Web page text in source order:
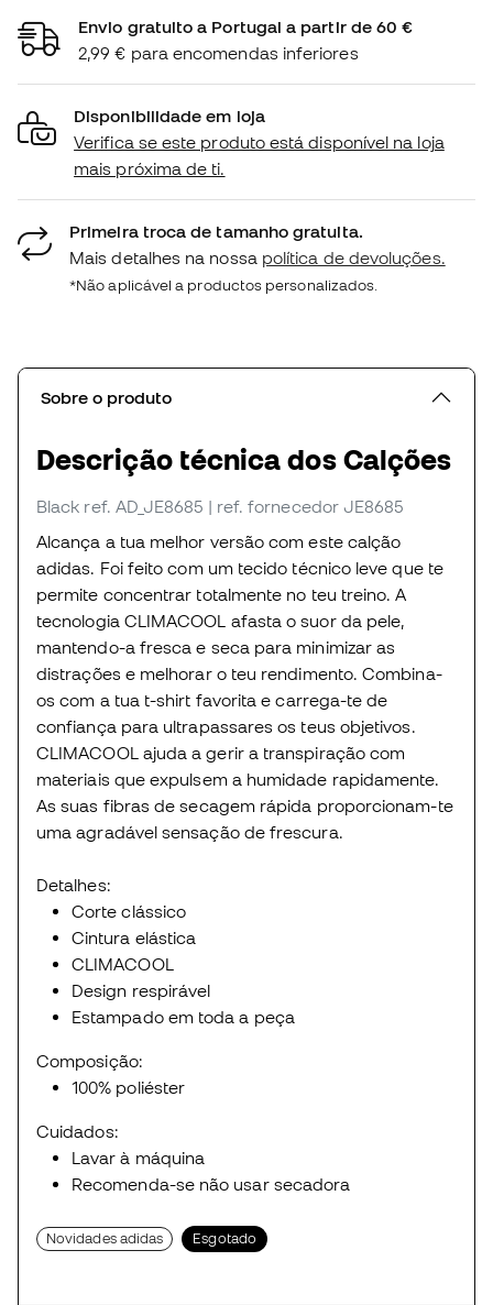
Envio gratuito a Portugal a partir de 60 €
2,99 € para encomendas inferiores
Disponibilidade em loja
Verifica se este produto está disponível na loja
mais próxima de ti.
Primeira troca de tamanho gratuita.
Mais detalhes na nossa política de devoluções.
*Não aplicável a productos personalizados.
Sobre o produto
Descrição técnica dos Calções
Black ref. AD_JE8685 | ref. fornecedor JE8685
Alcança a tua melhor versão com este calção
adidas. Foi feito com um tecido técnico leve que te
permite concentrar totalmente no teu treino. A
tecnologia CLIMACOOL afasta o suor da pele,
mantendo-a fresca e seca para minimizar as
distrações e melhorar o teu rendimento. Combina-
os com a tua t-shirt favorita e carrega-te de
confiança para ultrapassares os teus objetivos.
CLIMACOOL ajuda a gerir a transpiração com
materiais que expulsem a humidade rapidamente.
As suas fibras de secagem rápida proporcionam-te
uma agradável sensação de frescura.
Detalhes:
Corte clássico
Cintura elástica
CLIMACOOL
Design respirável
Estampado em toda a peça
Composição:
100% poliéster
Cuidados:
Lavar à máquina
Recomenda-se não usar secadora
Novidades adidas Esgotado